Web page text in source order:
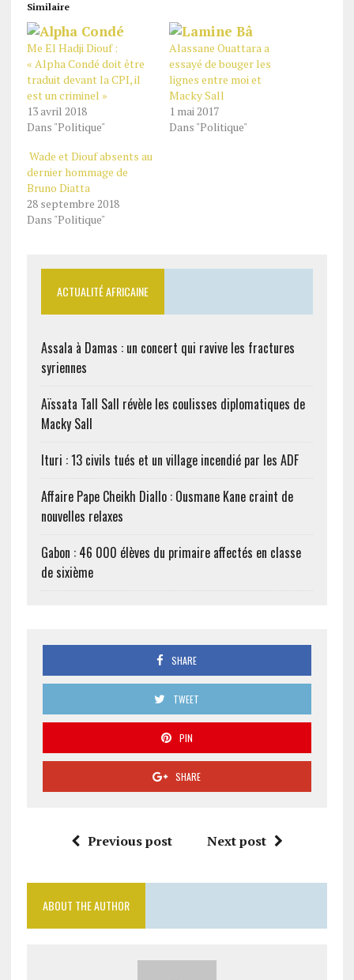
Similaire
Me El Hadji Diouf :
« Alpha Condé doit être
traduit devant la CPI, il
est un criminel »
13 avril 2018
Dans "Politique"
Alassane Ouattara a
essayé de bouger les
lignes entre moi et
Macky Sall
1 mai 2017
Dans "Politique"
Wade et Diouf absents au
dernier hommage de
Bruno Diatta
28 septembre 2018
Dans "Politique"
ACTUALITÉ AFRICAINE
Assala à Damas : un concert qui ravive les fractures
syriennes
Aïssata Tall Sall révèle les coulisses diplomatiques de
Macky Sall
Ituri : 13 civils tués et un village incendié par les ADF
Affaire Pape Cheikh Diallo : Ousmane Kane craint de
nouvelles relaxes
Gabon : 46 000 élèves du primaire affectés en classe
de sixième
SHARE
TWEET
PIN
SHARE
Previous post Next post
ABOUT THE AUTHOR